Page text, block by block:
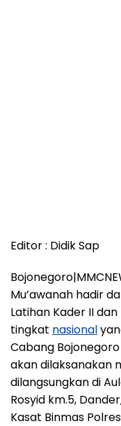
Editor : Didik Sap
Mu’awanah hadir
Latihan Kader II
tingkat nasional
Cabang
akan dilaksanakan
dilangsungkan di
Rosyid km.5,
Kasat Binmas